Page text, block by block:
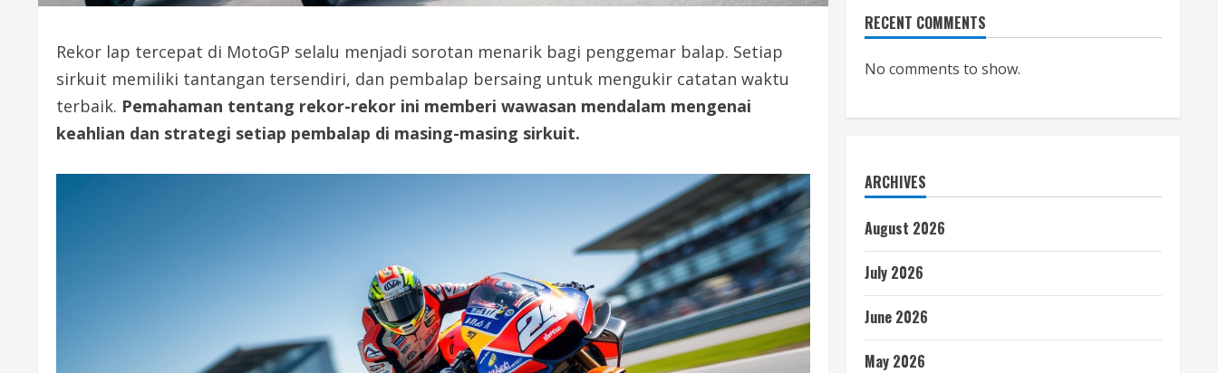
Rekor lap tercepat di MotoGP selalu menjadi sorotan menarik bagi penggemar balap. Setiap
sirkuit memiliki tantangan tersendiri, dan pembalap bersaing untuk mengukir catatan waktu
terbaik. Pemahaman tentang rekor-rekor ini memberi wawasan mendalam mengenai
keahlian dan strategi setiap pembalap di masing-masing sirkuit.
RECENT COMMENTS
No comments to show.
ARCHIVES
August 2026
July 2026
June 2026
May 2026